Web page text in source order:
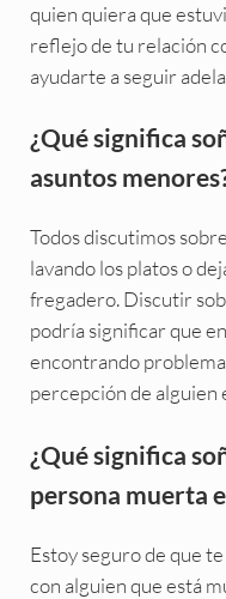
quien quiera que
reflejo de tu relación
ayudarte a seguir
¿Qué significa
asuntos
Todos discutimos
lavando los platos o
fregadero. Discutir
podría significar que
encontrando
percepción de alguien
¿Qué significa
persona muerta
Estoy seguro de que
con alguien que está